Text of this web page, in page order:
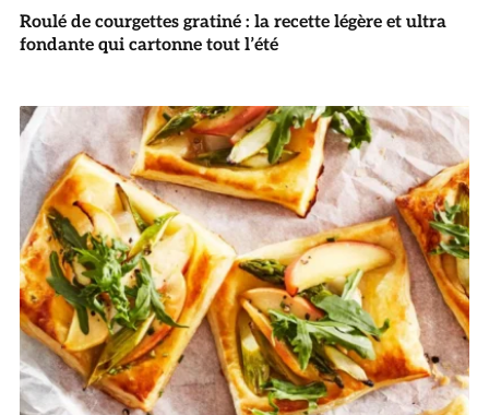
Roulé de courgettes gratiné : la recette légère et ultra
fondante qui cartonne tout l’été